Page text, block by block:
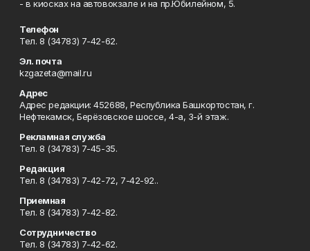
- в киосках на автовокзале и на пр.Юбилейном, 5.
Телефон
Тел. 8 (34783) 7-42-62.
Эл. почта
kzgazeta@mail.ru
Адрес
Адрес редакции: 452688, Республика Башкортостан, г.
Нефтекамск, Берёзовское шоссе, 4-а, 3-й этаж.
Рекламная служба
Тел. 8 (34783) 7-45-35.
Редакция
Тел. 8 (34783) 7-42-72, 7-42-92..
Приемная
Тел. 8 (34783) 7-42-82.
Сотрудничество
Тел. 8 (34783) 7-42-62.